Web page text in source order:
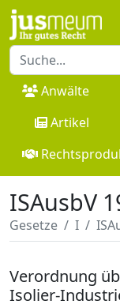
Anwälte
Artikel
ISAusbV
Gesetze I
Verordnung
Isolier-